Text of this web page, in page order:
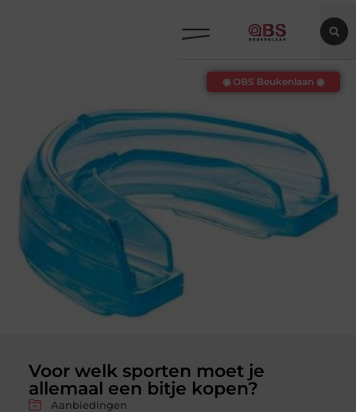
Voor welk sporten moet je
allemaal een bitje kopen?
Aanbiedingen
◉ OBS Beukenlaan ◉